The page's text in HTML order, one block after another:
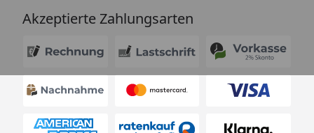
Akzeptierte Zahlungsarten